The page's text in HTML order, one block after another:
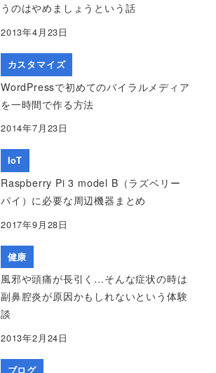
うのはやめましょうという話
2013年4月23日
カスタマイズ
WordPressで初めてのバイラルメディア
を一時間で作る方法
2014年7月23日
IoT
Raspberry Pi 3 model B（ラズベリー
パイ）に必要な周辺機器まとめ
2017年9月28日
健康
風邪や頭痛が長引く…そんな症状の時は
副鼻腔炎が原因かもしれないという体験
談
2013年2月24日
ブログ